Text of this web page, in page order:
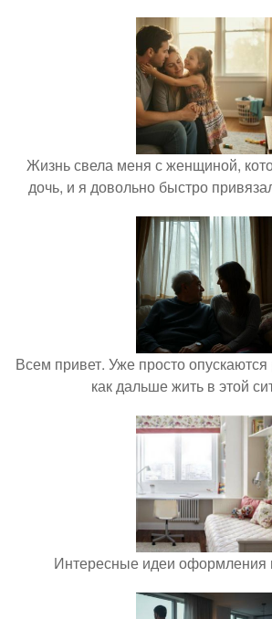
Жизнь свела меня с женщиной,
дочь, и я довольно быстро
Всем привет. Уже просто
как дальше жить в этой
Интересные идеи оформления